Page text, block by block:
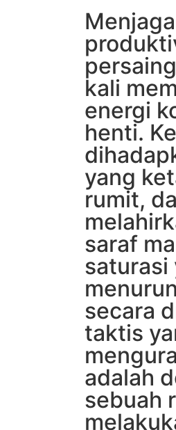
kali
energi
henti.
yang
rumit,
saraf
saturasi
secara
taktis
adalah
sebuah